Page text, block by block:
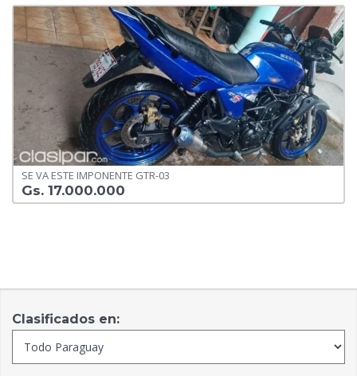
SE VA ESTE IMPONENTE GTR-03
Gs. 17.000.000
Clasificados en: